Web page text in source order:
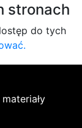
stronach
do tych